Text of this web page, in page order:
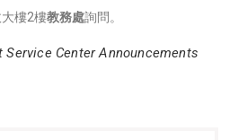
樓2樓教務處詢問。
Service Center Announcements